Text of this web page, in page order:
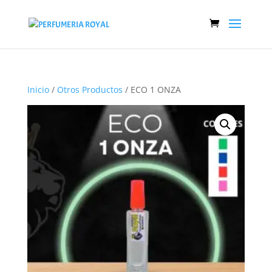
Inicio/ Otros Productos / ECO 1 ONZA